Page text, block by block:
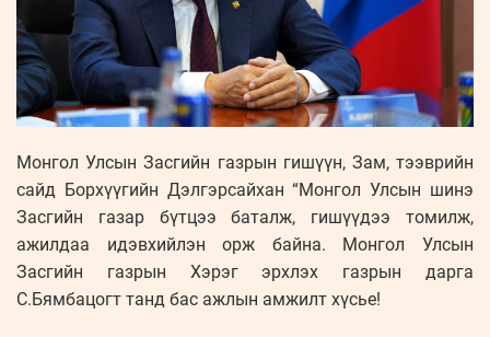
Монгол Улсын Засгийн газрын гишүүн, Зам, тээврийн
сайд Борхүүгийн Дэлгэрсайхан “Монгол Улсын шинэ
Засгийн газар бүтцээ баталж, гишүүдээ томилж,
ажилдаа идэвхийлэн орж байна. Монгол Улсын
Засгийн газрын Хэрэг эрхлэх газрын дарга
С.Бямбацогт танд бас ажлын амжилт хүсье!